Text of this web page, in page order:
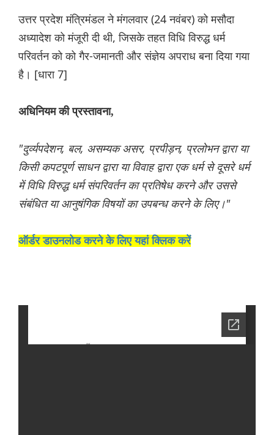
उत्तर प्रदेश मंत्रिमंडल ने मंगलवार (24 नवंबर) को मसौदा
अध्यादेश को मंजूरी दी थी, जिसके तहत व‌िध‌ि विरुद्ध धर्म
परिवर्तन को को गैर-जमानती और संज्ञेय अपराध बना दिया गया
है। [धारा 7]
अधिनियम की प्रस्तावना,
"दुर्व्यपदेशन, बल, असम्यक असर, प्रपीड़न, प्रलोभन द्वारा या
किसी कपटपूर्ण साधन द्वारा या विवाह द्वारा एक धर्म से दूसरे धर्म
में विधि विरुद्ध धर्म संपरिवर्तन का प्रतिषेध करने और उससे
संबंधित या आनुषंगिक विषयों का उपबन्ध करने के लिए।"
ऑर्डर डाउनलोड करने के लिए यहां क्लिक करें